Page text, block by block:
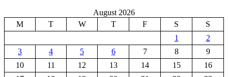
August 2026
M
T W T F S
S
1
2
3
4 5 6 7 8
9
10
11 12 13 14 15
16